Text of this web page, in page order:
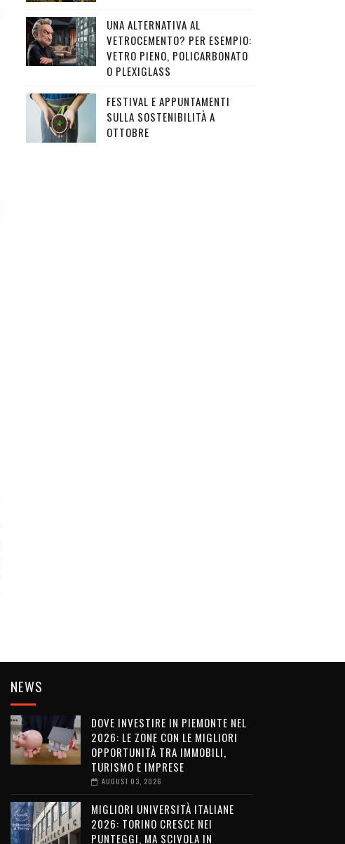
UNA ALTERNATIVA AL
VETROCEMENTO? PER ESEMPIO:
VETRO PIENO, POLICARBONATO
O PLEXIGLASS
FESTIVAL E APPUNTAMENTI
SULLA SOSTENIBILITÀ A
OTTOBRE
NEWS
DOVE INVESTIRE IN PIEMONTE NEL
2026: LE ZONE CON LE MIGLIORI
OPPORTUNITÀ TRA IMMOBILI,
TURISMO E IMPRESE
AUGUST 03, 2026
MIGLIORI UNIVERSITÀ ITALIANE
2026: TORINO CRESCE NEI
PUNTEGGI, MA SCIVOLA IN